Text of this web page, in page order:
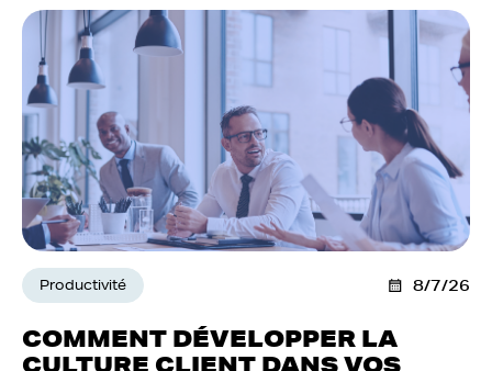
Productivité 8/7/26
COMMENT DÉVELOPPER LA
CULTURE CLIENT DANS VOS